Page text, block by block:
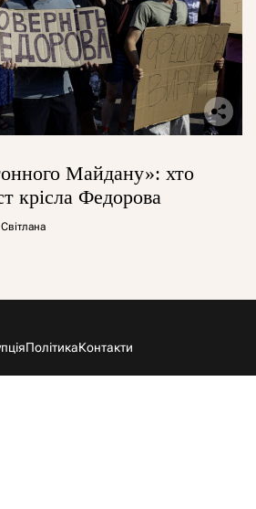
Майдану»: хто
крісла Федорова
ПолітикаКонтакти